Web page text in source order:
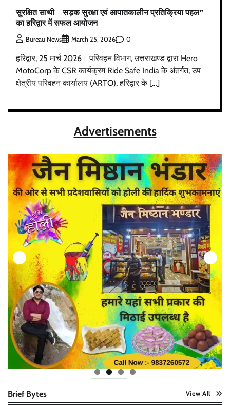
सुरक्षित साथी – सड़क सुरक्षा एवं आपातकालीन प्रतिक्रिया पहल”
का हरिद्वार में सफल आयोजन
Bureau News March 25, 2026 0
हरिद्वार, 25 मार्च 2026। परिवहन विभाग, उत्तराखण्ड द्वारा Hero
MotoCorp के CSR कार्यक्रम Ride Safe India के अंतर्गत, उप
क्षेत्रीय परिवहन कार्यालय (ARTO), हरिद्वार के […]
Advertisements
Brief Bytes View All